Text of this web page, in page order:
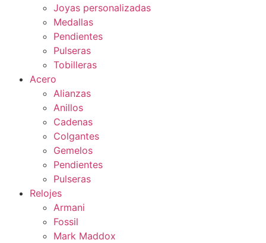
Joyas personalizadas
Medallas
Pendientes
Pulseras
Tobilleras
Acero
Alianzas
Anillos
Cadenas
Colgantes
Gemelos
Pendientes
Pulseras
Relojes
Armani
Fossil
Mark Maddox